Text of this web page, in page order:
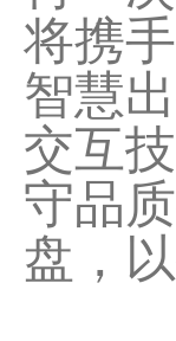
将携
智慧
交互
守品
盘，